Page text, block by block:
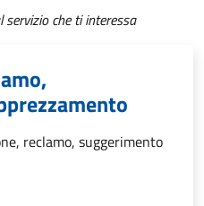
servizio che ti interessa
reclamo, suggerimento